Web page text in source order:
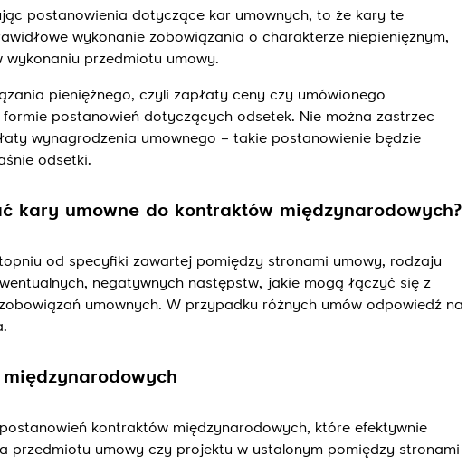
postanowienia dotyczące kar umownych, to że kary te
wykonanie zobowiązania o charakterze niepieniężnym,
przedmiotu umowy.
pieniężnego, czyli zapłaty ceny czy umówionego
postanowień dotyczących odsetek. Nie można zastrzec
wynagrodzenia umownego – takie postanowienie będzie
odsetki.
kary umowne do kontraktów międzynarodowych?
od specyfiki zawartej pomiędzy stronami umowy, rodzaju
negatywnych następstw, jakie mogą łączyć się z
umownych. W przypadku różnych umów odpowiedź na
kontraktów międzynarodowych, które efektywnie
przedmiotu umowy czy projektu w ustalonym pomiędzy stronami